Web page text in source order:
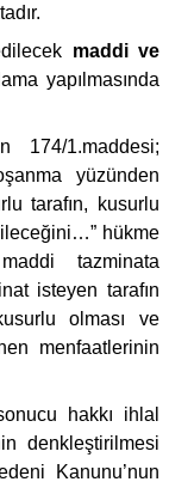
maddi ve
yapılmasında
174/1.maddesi;
yüzünden
tarafın, kusurlu
hükme
tazminata
isteyen tarafın
olması ve
menfaatlerinin
hakkı ihlal
denkleştirilmesi
Kanunu’nun